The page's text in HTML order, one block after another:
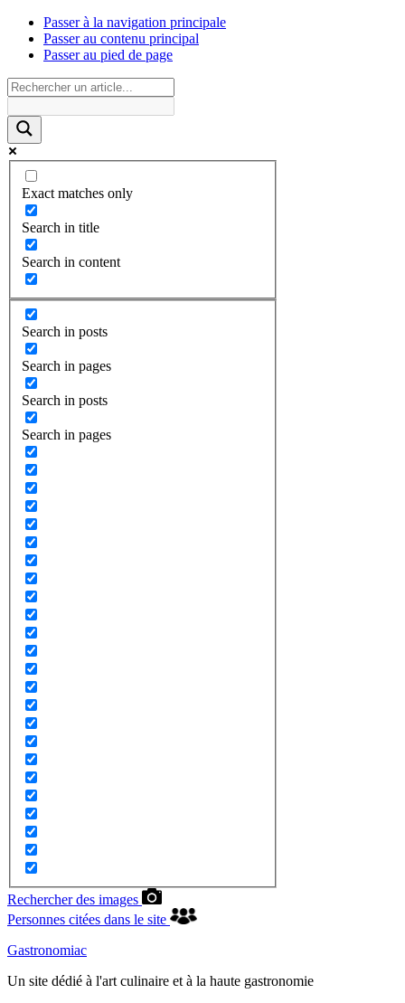
Passer à la navigation principale
Passer au contenu principal
Passer au pied de page
Exact matches only
Search in title
Search in content
Search in posts
Search in pages
Search in posts
Search in pages
Rechercher des images
Personnes citées dans le site
Gastronomiac
Un site dédié à l'art culinaire et à la haute gastronomie